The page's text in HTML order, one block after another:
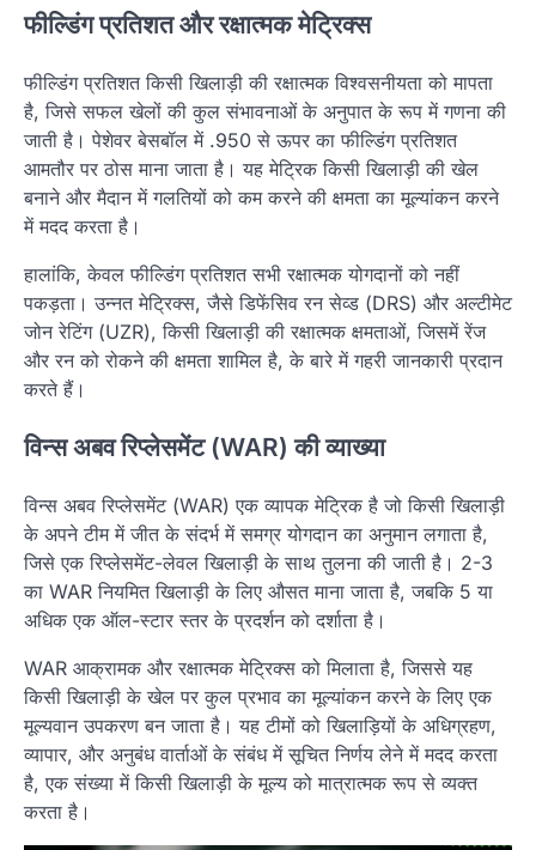
फील्डिंग प्रतिशत और रक्षात्मक मेट्रिक्स
फील्डिंग प्रतिशत किसी खिलाड़ी की रक्षात्मक विश्वसनीयता को मापता
है, जिसे सफल खेलों की कुल संभावनाओं के अनुपात के रूप में गणना की
जाती है। पेशेवर बेसबॉल में .950 से ऊपर का फील्डिंग प्रतिशत
आमतौर पर ठोस माना जाता है। यह मेट्रिक किसी खिलाड़ी की खेल
बनाने और मैदान में गलतियों को कम करने की क्षमता का मूल्यांकन करने
में मदद करता है।
हालांकि, केवल फील्डिंग प्रतिशत सभी रक्षात्मक योगदानों को नहीं
पकड़ता। उन्नत मेट्रिक्स, जैसे डिफेंसिव रन सेव्ड (DRS) और अल्टीमेट
जोन रेटिंग (UZR), किसी खिलाड़ी की रक्षात्मक क्षमताओं, जिसमें रेंज
और रन को रोकने की क्षमता शामिल है, के बारे में गहरी जानकारी प्रदान
करते हैं।
विन्स अबव रिप्लेसमेंट (WAR) की व्याख्या
विन्स अबव रिप्लेसमेंट (WAR) एक व्यापक मेट्रिक है जो किसी खिलाड़ी
के अपने टीम में जीत के संदर्भ में समग्र योगदान का अनुमान लगाता है,
जिसे एक रिप्लेसमेंट-लेवल खिलाड़ी के साथ तुलना की जाती है। 2-3
का WAR नियमित खिलाड़ी के लिए औसत माना जाता है, जबकि 5 या
अधिक एक ऑल-स्टार स्तर के प्रदर्शन को दर्शाता है।
WAR आक्रामक और रक्षात्मक मेट्रिक्स को मिलाता है, जिससे यह
किसी खिलाड़ी के खेल पर कुल प्रभाव का मूल्यांकन करने के लिए एक
मूल्यवान उपकरण बन जाता है। यह टीमों को खिलाड़ियों के अधिग्रहण,
व्यापार, और अनुबंध वार्ताओं के संबंध में सूचित निर्णय लेने में मदद करता
है, एक संख्या में किसी खिलाड़ी के मूल्य को मात्रात्मक रूप से व्यक्त
करता है।